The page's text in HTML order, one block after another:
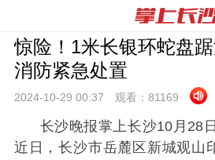
惊险！1米长银环蛇盘
消防紧急处置
2024-10-29 00:37 观看： 81169
长沙晚报掌上长沙10月28日
近日，长沙市岳麓区新城观山